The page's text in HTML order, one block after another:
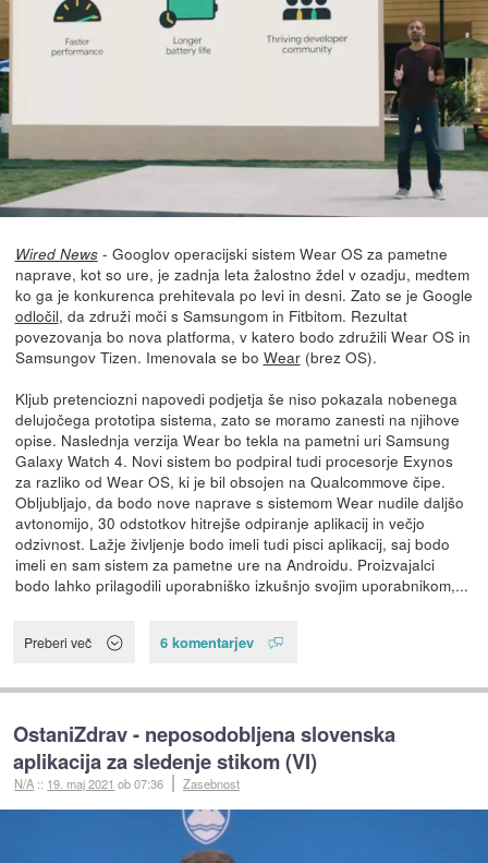
Wired News- Googlov operacijski sistem Wear OS za pametne
naprave, kot so ure, je zadnja leta žalostno ždel v ozadju, medtem
ko ga je konkurenca prehitevala po levi in desni. Zato se je Google
odločil, da združi moči s Samsungom in Fitbitom. Rezultat
povezovanja bo nova platforma, v katero bodo združili Wear OS in
Samsungov Tizen. Imenovala se bo Wear(brez OS).
Kljub pretenciozni napovedi podjetja še niso pokazala nobenega
delujočega prototipa sistema, zato se moramo zanesti na njihove
opise. Naslednja verzija Wear bo tekla na pametni uri Samsung
Galaxy Watch 4. Novi sistem bo podpiral tudi procesorje Exynos
za razliko od Wear OS, ki je bil obsojen na Qualcommove čipe.
Obljubljajo, da bodo nove naprave s sistemom Wear nudile daljšo
avtonomijo, 30 odstotkov hitrejše odpiranje aplikacij in večjo
odzivnost. Lažje življenje bodo imeli tudi pisci aplikacij, saj bodo
imeli en sam sistem za pametne ure na Androidu. Proizvajalci
bodo lahko prilagodili uporabniško izkušnjo svojim uporabnikom,...
Preberi več 6 komentarjev
OstaniZdrav - neposodobljena slovenska
aplikacija za sledenje stikom (VI)
N/A :: 19. maj 2021 ob 07:36 Zasebnost